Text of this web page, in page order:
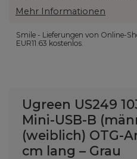
Mehr Informationen
Smile - Lieferungen von Online-
EUR11.63 kostenlos.
Ugreen US249
Mini-USB-B
(weiblich) OTG-
cm lang – Grau